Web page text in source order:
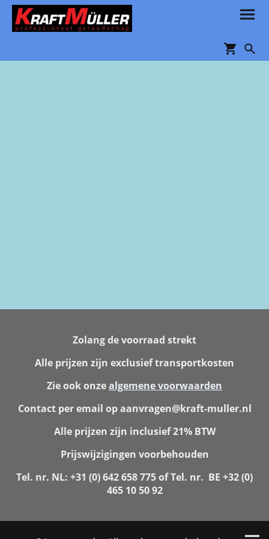
Zolang de voorraad strekt
Alle prijzen zijn exclusief transportkosten
Zie ook onzealgemene voorwaarden
Contact per email op aanvragen@kraft-muller.nl
Alle prijzen zijn inclusief 21% BTW
Prijswijzigingen voorbehouden
Tel. nr. NL: +31 (0) 642 658 775 of Tel. nr. BE +32 (0)
465 10 50 92